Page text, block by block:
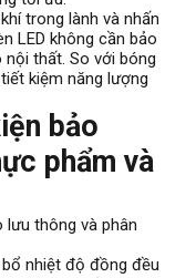
trong lành và nhấn
LED không cần bảo
thất. So với bóng
kiệm năng lượng
bảo
phẩm và
lưu thông và phân
nhiệt độ đồng đều